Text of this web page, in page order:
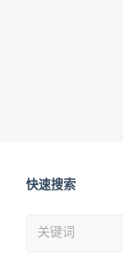
快速搜索